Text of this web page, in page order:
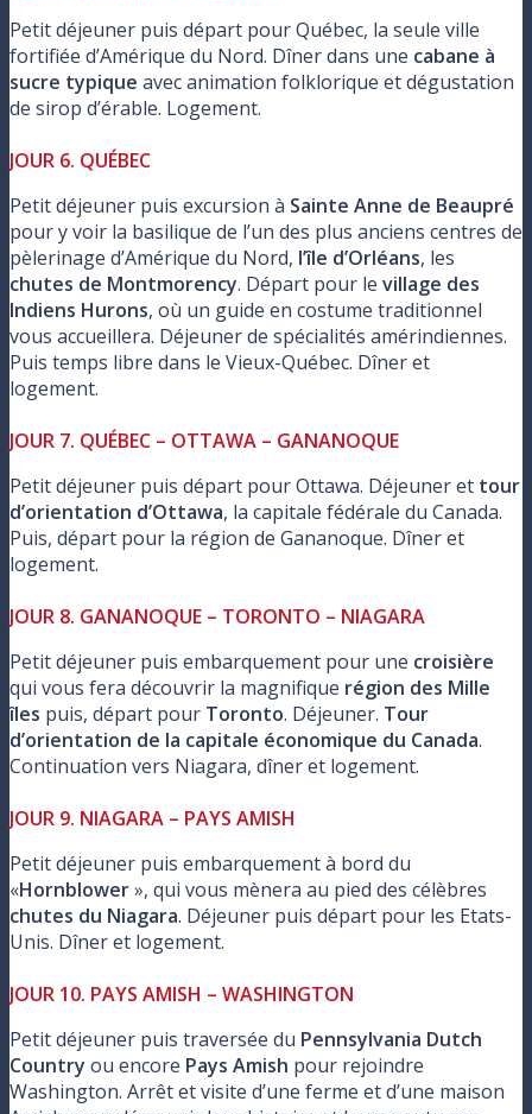
Petit déjeuner puis départ pour Québec, la seule ville
fortifiée d’Amérique du Nord. Dîner dans une cabane à
sucre typique avec animation folklorique et dégustation
de sirop d’érable. Logement.
JOUR 6. QUÉBEC
Petit déjeuner puis excursion à Sainte Anne de Beaupré
pour y voir la basilique de l’un des plus anciens centres de
pèlerinage d’Amérique du Nord, l’île d’Orléans, les
chutes de Montmorency. Départ pour le village des
Indiens Hurons, où un guide en costume traditionnel
vous accueillera. Déjeuner de spécialités amérindiennes.
Puis temps libre dans le Vieux-Québec. Dîner et
logement.
JOUR 7. QUÉBEC – OTTAWA – GANANOQUE
Petit déjeuner puis départ pour Ottawa. Déjeuner et tour
d’orientation d’Ottawa, la capitale fédérale du Canada.
Puis, départ pour la région de Gananoque. Dîner et
logement.
JOUR 8. GANANOQUE – TORONTO – NIAGARA
Petit déjeuner puis embarquement pour une croisière
qui vous fera découvrir la magnifique région des Mille
îles puis, départ pour Toronto. Déjeuner. Tour
d’orientation de la capitale économique du Canada.
Continuation vers Niagara, dîner et logement.
JOUR 9. NIAGARA – PAYS AMISH
Petit déjeuner puis embarquement à bord du
«Hornblower», qui vous mènera au pied des célèbres
chutes du Niagara. Déjeuner puis départ pour les Etats-
Unis. Dîner et logement.
JOUR 10. PAYS AMISH – WASHINGTON
Petit déjeuner puis traversée du Pennsylvania Dutch
Country ou encore Pays Amish pour rejoindre
Washington. Arrêt et visite d’une ferme et d’une maison